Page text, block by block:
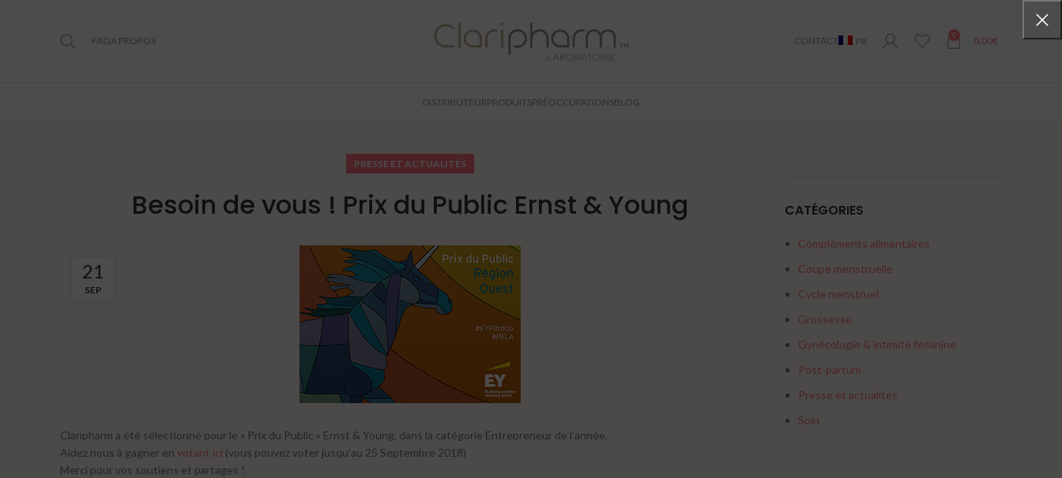
FAQA PROPOS CONTACT FR 0 0,00€
DISTRIBUTEURPRODUITSPRÉOCCUPATIONSBLOG
PRESSE ET ACTUALITÉS
Besoin de vous ! Prix du Public Ernst & Young
21
SEP
Claripharm a été sélectionné pour le « Prix du Public » Ernst & Young, dans la catégorie Entrepreneur de l’année.
Aidez nous à gagner en votant ici (vous pouvez voter jusqu’au 25 Septembre 2018)
Merci pour vos soutiens et partages !
CATÉGORIES
Compléments alimentaires
Coupe menstruelle
Cycle menstruel
Grossesse
Gynécologie & intimité féminine
Post-partum
Presse et actualités
Soin